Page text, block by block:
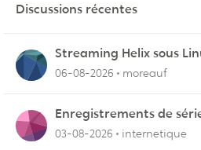
Discussions récentes
Streaming Helix sous
06-08-2026 moreauf
Enregistrements de
03-08-2026 internetique